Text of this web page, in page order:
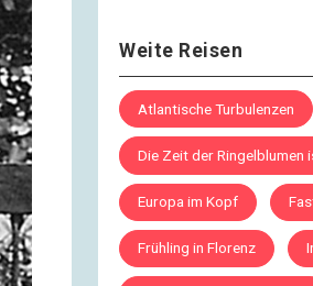
Weite Reisen
Atlantische Turbulenzen
Die Zeit der Ringelblumen
Europa im Kopf
Frühling in Florenz